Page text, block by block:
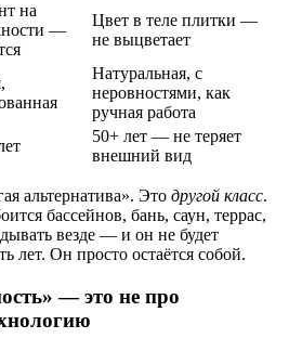
на
—
Цвет в теле плитки —
не выцветает
Натуральная, с
неровностями, как
ручная работа
50+ лет — не теряет
внешний вид
альтернатива». Это другой класс.
бассейнов, бань, саун, террас,
везде — и он не будет
лет. Он просто остаётся собой.
— это не про